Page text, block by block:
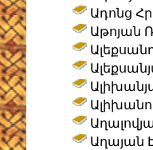
Ադոնց
Աթոյան
Աղայան